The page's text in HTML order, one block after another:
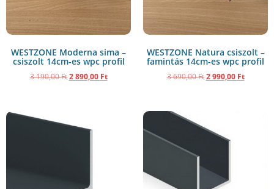
WESTZONE Moderna sima –
csiszolt 14cm-es wpc profil
3 190,00Ft 2 890,00 Ft
WESTZONE Natura csiszolt –
famintás 14cm-es wpc profil
3 690,00Ft 2 990,00 Ft